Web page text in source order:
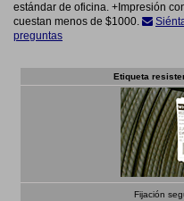
estándar de oficina. +Impresión
cuestan menos de $1000.
preguntas
Etiqueta
Fijación